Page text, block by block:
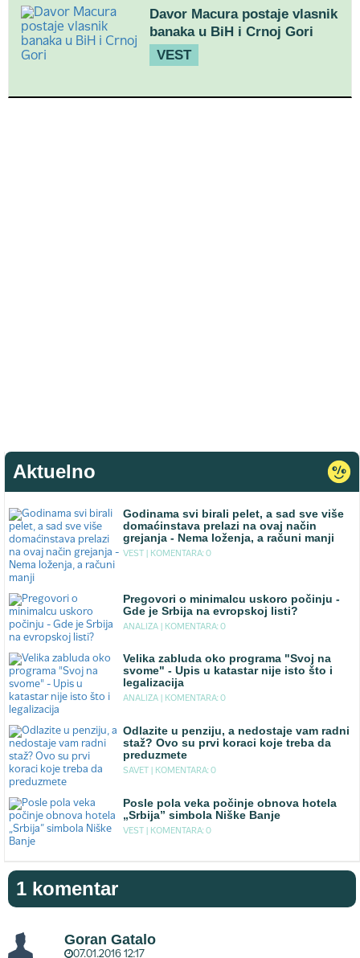
Davor Macura postaje vlasnik
banaka u BiH i Crnoj Gori
VEST
Aktuelno
Godinama svi birali pelet, a sad sve više
domaćinstava prelazi na ovaj način
grejanja - Nema loženja, a računi manji
VEST | KOMENTARA: 0
Pregovori o minimalcu uskoro počinju -
Gde je Srbija na evropskoj listi?
ANALIZA | KOMENTARA: 0
Velika zabluda oko programa "Svoj na
svome" - Upis u katastar nije isto što i
legalizacija
ANALIZA | KOMENTARA: 0
Odlazite u penziju, a nedostaje vam radni
staž? Ovo su prvi koraci koje treba da
preduzmete
SAVET | KOMENTARA: 0
Posle pola veka počinje obnova hotela
„Srbija” simbola Niške Banje
VEST | KOMENTARA: 0
1 komentar
Goran Gatalo
07.01.2016 12:17